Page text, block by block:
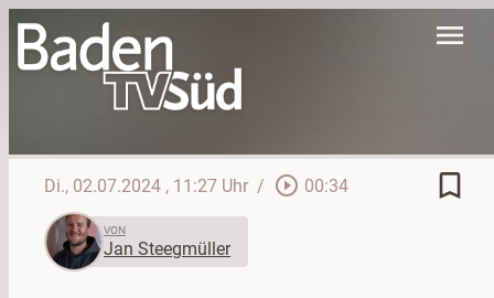
menu
Di., 02.07.2024 , 11:27 Uhr / play_circle_outline 00:34 bookmark_border
VON
Jan Steegmüller